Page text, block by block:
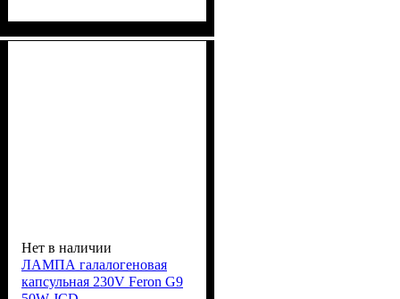
Нет в наличии
ЛАМПА галалогеновая
капсульная 230V Feron G9